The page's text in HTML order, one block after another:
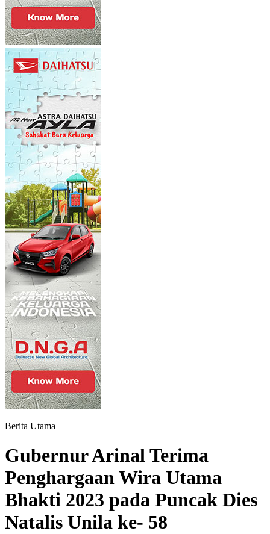
Berita Utama
Gubernur Arinal Terima
Penghargaan Wira Utama
Bhakti 2023 pada Puncak Dies
Natalis Unila ke- 58